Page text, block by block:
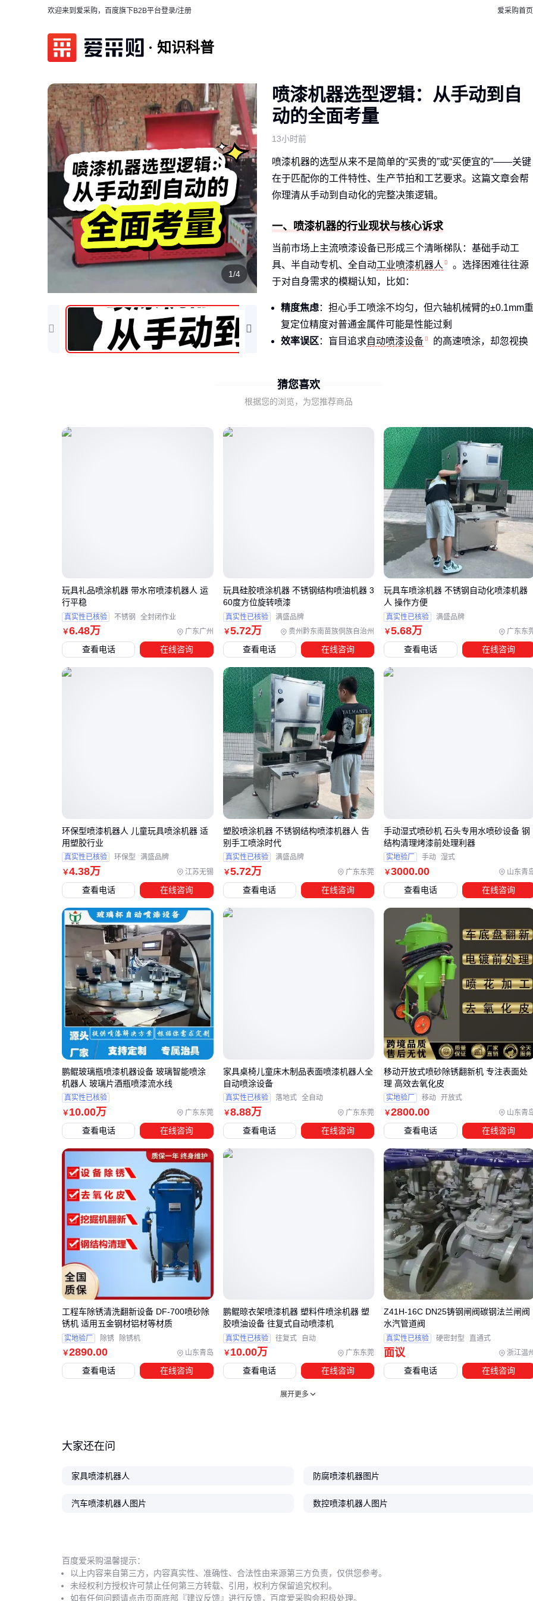
欢迎来到爱采购，百度旗下B2B平台登录/注册 爱采购首页
知识科普
1/4
喷漆机器选型逻辑：从手动到自
动的全面考量
13小时前
喷漆机器的选型从来不是简单的“买贵的”或“买便宜的”——关键
在于匹配你的工件特性、生产节拍和工艺要求。这篇文章会帮
你理清从手动到自动化的完整决策逻辑。
一、喷漆机器的行业现状与核心诉求
当前市场上主流喷漆设备已形成三个清晰梯队：基础手动工
具、半自动专机、全自动工业喷漆机器人
。选择困难往往源
于对自身需求的模糊认知，比如：
精度焦虑：担心手工喷涂不均匀，但六轴机械臂的±0.1mm重
复定位精度对普通金属件可能是性能过剩
效率误区 ：盲目追求自动喷漆设备
的高速喷涂，却忽视换
属漆，也处理不了实木家具的开放漆
二、喷漆机器的关键性能与适用场景
不同工艺对设备的核心要求差异显著。汽车覆盖件喷涂需要六
的柔性轨迹控制，而家具平面喷涂更看重无气喷漆
：汽车、卫浴等三维工件必须考虑多轴联动能力，9
自由度机械臂能避开喷涂盲区
：家电企业产线需要带自清洗系统的机型，避免不
同颜色涂料交叉污染
特殊涂料
：UV漆固化需要设备集成紫外线灯带，普通喷枪会
因固化延迟导致流挂
结论：设备性能要与工艺痛点精准匹配，不是参数越高越好。
⚙️
三、如何根据需求选择最合适的喷漆机器？
根据生产规模分层决策往往更高效：
小批量多品种
适用场景：定制家具、工艺品修复
优选方案：手动喷漆枪
不同尺寸工件
中批量标准化
适用场景：橱柜门板、金属配件
优选方案：家具喷漆机
的往复式自动喷涂，搭配输送
关键指标：传送带调速范围、喷枪组数量
适用场景：汽车零部件、家电外壳
静电喷漆设备
，自动识别工件
关键指标：系统响应延迟、涂料回收率
：产能规划要预留20%余量，避免设备刚投产就面临升级
压力。📈
四、喷漆机器配套设备：提升效率与安全性
主设备到位后，这些配套环节常被忽视却至关重要：
会导致涂料雾化不均匀，定期更换钨钢喷
喷涂车间必须配备A级防护的喷漆防护服
，特别是处理含
负压设计能有效控制漆雾扩散，减少车间污
结论：配套系统的完善程度直接影响主设备性能发挥。🛡️
五、喷漆机器使用中的常见问题与解决方案
实操中这些细节容易踩坑：
涂料调配
免依赖工人经验
：标准化作业流程比依赖熟练工更可靠。📋
动化。最终决策请回到工艺本质——涂层质量、生产效率和综
合成本的三维平衡。
猜您喜欢
根据您的浏览，为您推荐商品
￥6.48万 广东广州
玩具礼品喷涂机器 带水帘喷漆机器人 运
行平稳
真实性已核验 不锈钢 全封闭作业
查看电话 在线咨询
￥5.72万 贵州黔东南苗族侗族自治州
玩具硅胶喷涂机器 不锈钢结构喷油机器 3
60度方位旋转喷漆
真实性已核验 满盛品牌
查看电话 在线咨询
￥5.68万 广东东
玩具车喷涂机器 不锈钢自动化喷漆机器
人 操作方便
真实性已核验 满盛品牌
查看电话 在线咨询
￥4.38万 江苏无锡
环保型喷漆机器人 儿童玩具喷涂机器 适
用塑胶行业
真实性已核验 环保型 满盛品牌
查看电话 在线咨询
￥5.72万 广东东莞
塑胶喷涂机器 不锈钢结构喷漆机器人 告
别手工喷涂时代
真实性已核验 满盛品牌
查看电话 在线咨询
￥3000.00 山东青
手动湿式喷砂机 石头专用水喷砂设备 钢
结构清理烤漆前处理利器
实地验厂 手动 湿式
查看电话 在线咨询
￥10.00万 广东东莞
鹏鲲玻璃瓶喷漆机器设备 玻璃智能喷涂
机器人 玻璃片酒瓶喷漆流水线
真实性已核验
查看电话 在线咨询
￥8.88万 广东东莞
家具桌椅儿童床木制品表面喷漆机器人全
自动喷涂设备
真实性已核验 落地式 全自动
查看电话 在线咨询
￥2800.00 山东青
移动开放式喷砂除锈翻新机 专注表面处
理 高效去氧化皮
实地验厂 移动 开放式
查看电话 在线咨询
￥2890.00 山东青岛
工程车除锈清洗翻新设备 DF-700喷砂除
锈机 适用五金钢材铝材等材质
实地验厂 除锈 除锈机
查看电话 在线咨询
￥ 10.00万 广东东莞
鹏鲲晾衣架喷漆机器 塑料件喷涂机器 塑
胶喷油设备 往复式自动喷漆机
真实性已核验 往复式 自动
查看电话 在线咨询
面议 浙江温
Z41H-16C DN25铸钢闸阀碳钢法兰闸阀
水汽管道阀
真实性已核验 硬密封型 直通式
查看电话 在线咨询
展开更多
大家还在问
家具喷漆机器人 防腐喷漆机器图片
汽车喷漆机器人图片 数控喷漆机器人图片
百度爱采购温馨提示：
以上内容来自第三方，内容真实性、准确性、合法性由来源第三方负责，仅供您参考。
未经权利方授权许可禁止任何第三方转载、引用，权利方保留追究权利。
如有任何问题请点击页面底部『建议反馈』进行反馈，百度爱采购会积极处理。